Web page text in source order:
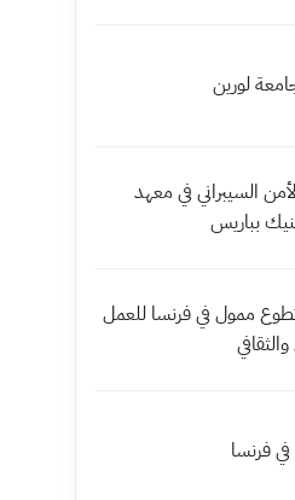
لورين
السيبراني في معهد
بباريس
ممول في فرنسا للعمل
فرنسا